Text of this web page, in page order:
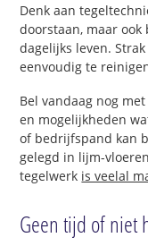
Denk aan
doorstaan, maar
dagelijks leven.
eenvoudig te
Bel vandaag nog met
en mogelijkheden
of bedrijfspand kan
gelegd in lijm-
tegelwerk is veelal
Geen tijd of niet